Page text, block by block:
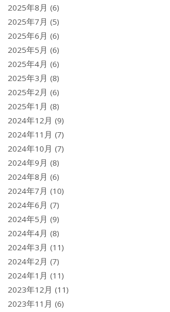
2025年8月 (6)
2025年7月 (5)
2025年6月 (6)
2025年5月 (6)
2025年4月 (6)
2025年3月 (8)
2025年2月 (6)
2025年1月 (8)
2024年12月 (9)
2024年11月 (7)
2024年10月 (7)
2024年9月 (8)
2024年8月 (6)
2024年7月 (10)
2024年6月 (7)
2024年5月 (9)
2024年4月 (8)
2024年3月 (11)
2024年2月 (7)
2024年1月 (11)
2023年12月 (11)
2023年11月 (6)